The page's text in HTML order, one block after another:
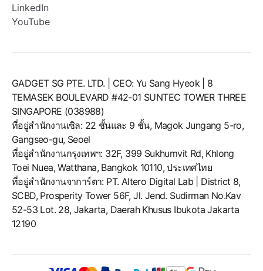
LinkedIn
YouTube
GADGET SG PTE. LTD. | CEO: Yu Sang Hyeok | 8
TEMASEK BOULEVARD #42-01 SUNTEC TOWER THREE
SINGAPORE (038988)
ที่อยู่สำนักงานเซิล: 22 ชั้นและ 9 ชั้น, Magok Jungang 5-ro,
Gangseo-gu, Seoel
ที่อยู่สำนักงานกรุงเทพฯ: 32F, 399 Sukhumvit Rd, Khlong
Toei Nuea, Watthana, Bangkok 10110, ประเทศไทย
ที่อยู่สำนักงานจาการ์ตา: PT. Altero Digital Lab | District 8,
SCBD, Prosperity Tower 56F, Jl. Jend. Sudirman No.Kav
52-53 Lot. 28, Jakarta, Daerah Khusus Ibukota Jakarta
12190